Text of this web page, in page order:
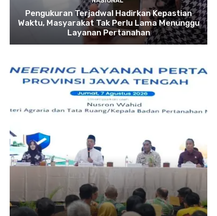
Pengukuran Terjadwal Hadirkan Kepastian
Waktu, Masyarakat Tak Perlu Lama Menunggu
Layanan Pertanahan